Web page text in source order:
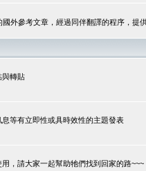
外參考文章，經過同伴翻譯的程序，提
與轉貼
等有立即性或具時效性的主題發表
，請大家一起幫助牠們找到回家的路~~~